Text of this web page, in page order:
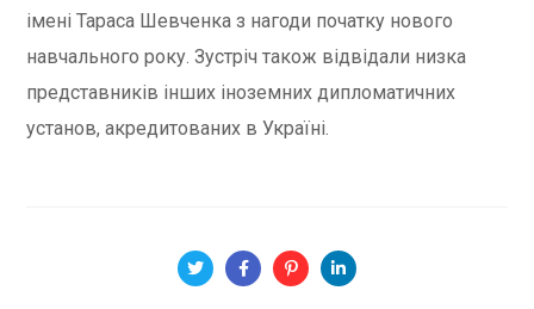
імені Тараса Шевченка з нагоди початку нового
навчального року. Зустріч також відвідали низка
представників інших іноземних дипломатичних
установ, акредитованих в Україні.